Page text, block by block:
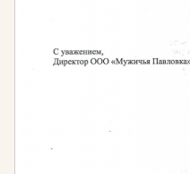
Работодателем —
актах предприятий
профессиональными